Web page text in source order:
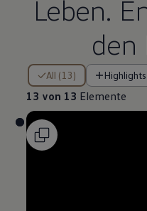
Leben.
den
All (13)
13 von 13 Elemente
13 von 13 Elemente